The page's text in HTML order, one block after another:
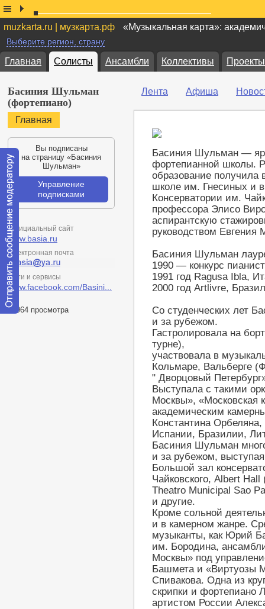
muzkarta.ru | музкарта.рф «Музыкальная карта»:
Выберите регион, страну
Главная Солисты Ансамбли Коллективы Проекты
Басиния Шульман
(фортепиано)
Главная
Вы подписаны
на страницу «Басиния
Шульман»
Управление
подписками
Официальный сайт
www.basia.ru
Электронная почта
Сети и сервисы
www.facebook.com/Basini...
23964 просмотра
Лента Афиша
Басиния Шульман —
фортепианной школы.
образование получила
школе им. Гнесиных и в
Консерватории им.
профессора Элисо
аспирантскую
руководством Евгения
Басиния Шульман
1990 — конкурс
1991 год Ragusa Ibla,
2000 год Artlivre,
Со студенческих лет
и за рубежом.
Гастролировала на
турне),
участвовала в
Кольмаре, Вальберге
" Дворцовый
Выступала с такими
Москвы», «Московская
академическим
Константина
Испании, Бразилии,
Басиния Шульман
и за рубежом,
Большой зал
Чайковского, Albert
Theatro Municipal Sao
и другие.
Кроме сольной
и в камерном жанре.
музыканты, как Юрий
им. Бородина,
Москвы» под
Башмета и «Виртуозы
Спивакова. Одна из
скрипки и фортепиано
артистом России